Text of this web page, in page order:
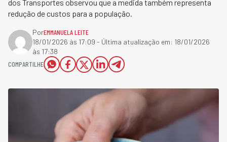
dos Transportes observou que a medida também representa
redução de custos para a população.
PorEMMANUELA LEITE
18/01/2026 às 17:09 - Última atualização em: 18/01/2026
às 17:38
COMPARTILHE